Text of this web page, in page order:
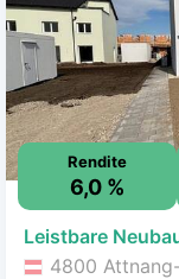
Rendite
6,0 %
4800